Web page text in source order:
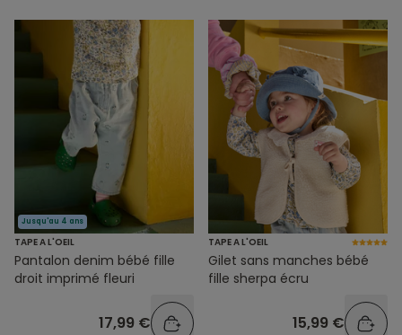
Jusqu'au 4 ans
TAPE A L'OEIL
Pantalon denim bébé fille
droit imprimé fleuri
17,99 €
TAPE A L'OEIL
Gilet sans manches bébé
fille sherpa écru
15,99 €